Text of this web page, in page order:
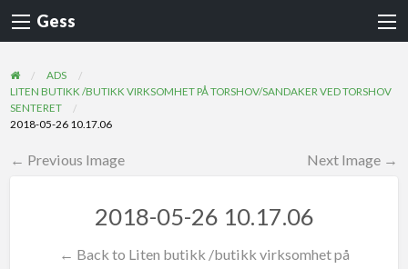
Gess
ADS
LITEN BUTIKK /BUTIKK VIRKSOMHET PÅ TORSHOV/SANDAKER VED TORSHOV
SENTERET
2018-05-26 10.17.06
← Previous Image Next Image →
2018-05-26 10.17.06
← Back to Liten butikk /butikk virksomhet på